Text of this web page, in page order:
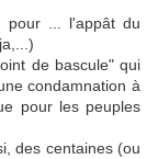
pour ... l'appât du
de bascule" qui
condamnation à
pour les peuples
des centaines (ou